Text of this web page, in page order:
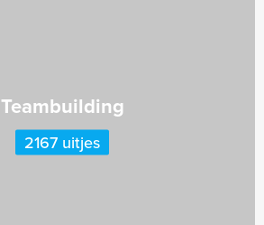
Teambuilding
2167 uitjes